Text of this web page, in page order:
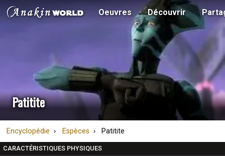
Oeuvres Découvrir
Patitite
Encyclopédie Espèces Patitite
CARACTÉRISTIQUES PHYSIQUES